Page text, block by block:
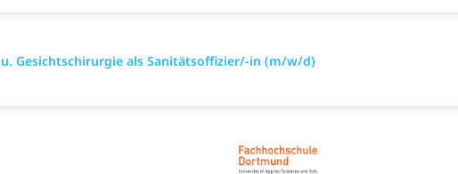
Gesichtschirurgie als Sanitätsoffizier/-in (m/w/d)